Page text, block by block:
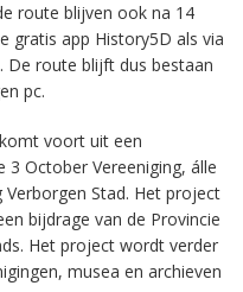
route blijven ook na 14
gratis app History5D als via
. De route blijft dus bestaan
pc.
voort uit een
October Vereeniging, álle
Stad. Het project
bijdrage van de Provincie
Het project wordt verder
musea en archieven